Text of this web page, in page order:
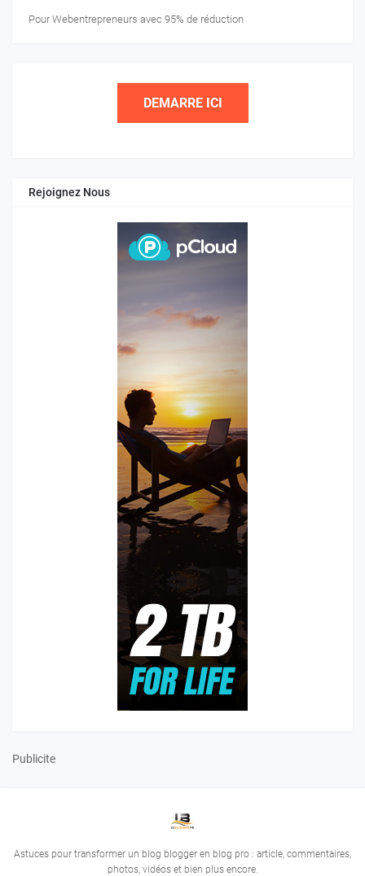
Pour Webentrepreneurs avec 95% de réduction
DEMARRE ICI
Rejoignez Nous
Publicite
Astuces pour transformer un blog blogger en blog pro : article, commentaires,
photos, vidéos et bien plus encore.